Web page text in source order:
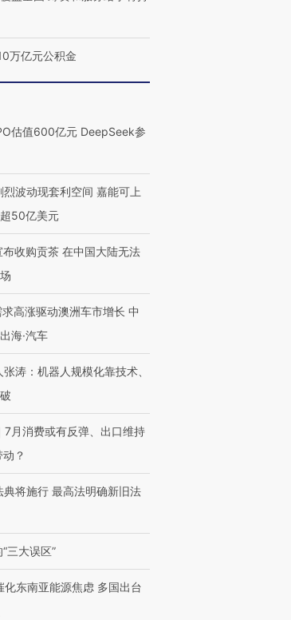
【商旅对话】华住集团
万亿元公积金
估值600亿元 DeepSeek参
烈波动现套利空间 嘉能可上
50亿美元
布收购贡茶 在中国大陆无法
高涨驱动澳洲车市增长 中
海·汽车
涛：机器人规模化靠技术、
7月消费或有反弹、出口维持
？
典将施行 最高法明确新旧法
三大误区”
化东南亚能源焦虑 多国出台